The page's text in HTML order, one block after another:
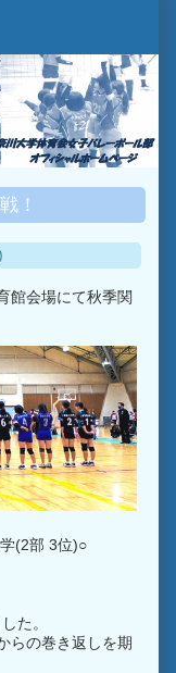
！
館会場にて秋季関
(2部 3位)○
た。
らの巻き返しを期